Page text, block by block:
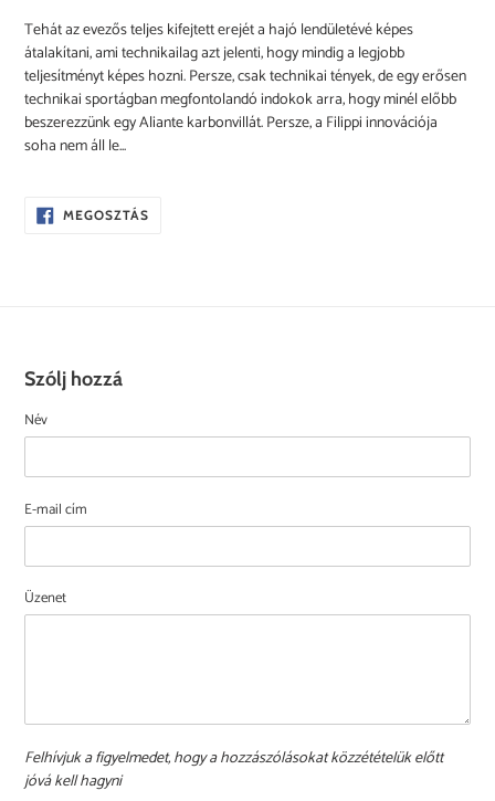
Tehát az evezős teljes kifejtett erejét a hajó lendületévé képes
átalakítani, ami technikailag azt jelenti, hogy mindig a legjobb
teljesítményt képes hozni. Persze, csak technikai tények, de egy erősen
technikai sportágban megfontolandó indokok arra, hogy minél előbb
beszerezzünk egy Aliante karbonvillát. Persze, a Filippi innovációja
soha nem áll le...
MEGOSZTÁSOSZD
Szólj hozzá
Név
E-mail cím
Üzenet
Felhívjuk a figyelmedet, hogy a hozzászólásokat közzétételük előtt
jóvá kell hagyni